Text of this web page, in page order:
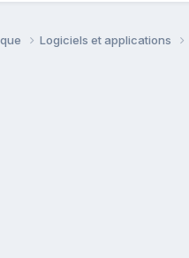
Logiciels et applications